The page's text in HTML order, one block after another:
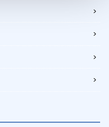
se procesan sus
compartimos